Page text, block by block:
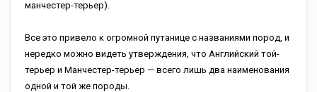
манчестер-терьер).
Все это привело к огромной путанице с названиями пород, и
нередко можно видеть утверждения, что Английский той-
терьер и Манчестер-терьер — всего лишь два наименования
одной и той же породы.